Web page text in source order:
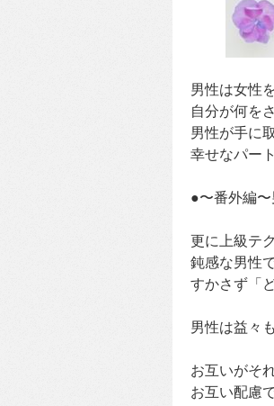
男性は女性
自分が何を
男性が手に
幸せなパー
●〜番外編
更に上級テ
鈍感な男性
すかさず「
男性は益々
お互いがそ
お互い配慮